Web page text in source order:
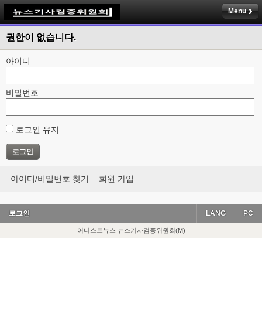
Menu
권한이 없습니다.
아이디
비밀번호
로그인 유지
아이디/비밀번호 찾기 회원 가입
로그인 PC
LANG
어니스트뉴스 뉴스기사검증위원회(M)